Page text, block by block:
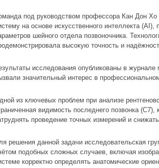
под руководством профессора Кан Дон Хо
на основе искусственного интеллекта
шейного отдела позвоночника.
высокую точность и
исследования опубликованы в журнале
значительный интерес в
из ключевых проблем при анализе
видимость последнего позвонка
проведение точных измерений и
решения данной задачи исследовательская
подобных сложных случаев, включая
корректно определять анатомические